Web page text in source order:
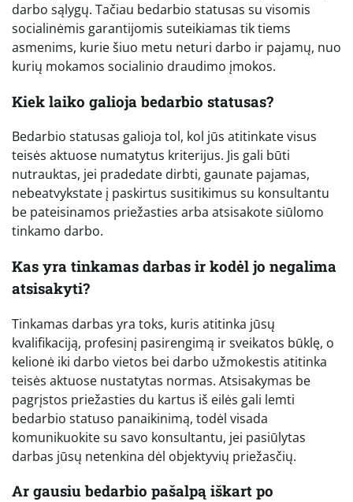
darbo sąlygų. Tačiau bedarbio statusas su visomis
socialinėmis garantijomis suteikiamas tik tiems
asmenims, kurie šiuo metu neturi darbo ir pajamų, nuo
kurių mokamos socialinio draudimo įmokos.
Kiek laiko galioja bedarbio statusas?
Bedarbio statusas galioja tol, kol jūs atitinkate visus
teisės aktuose numatytus kriterijus. Jis gali būti
nutrauktas, jei pradedate dirbti, gaunate pajamas,
nebeatvykstate į paskirtus susitikimus su konsultantu
be pateisinamos priežasties arba atsisakote siūlomo
tinkamo darbo.
Kas yra tinkamas darbas ir kodėl jo negalima
atsisakyti?
Tinkamas darbas yra toks, kuris atitinka jūsų
kvalifikaciją, profesinį pasirengimą ir sveikatos būklę, o
kelionė iki darbo vietos bei darbo užmokestis atitinka
teisės aktuose nustatytas normas. Atsisakymas be
pagrįstos priežasties du kartus iš eilės gali lemti
bedarbio statuso panaikinimą, todėl visada
komunikuokite su savo konsultantu, jei pasiūlytas
darbas jūsų netenkina dėl objektyvių priežasčių.
Ar gausiu bedarbio pašalpą iškart po